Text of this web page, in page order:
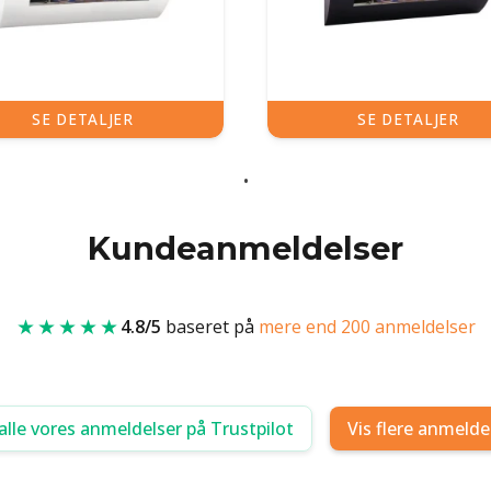
SE DETALJER SE DETALJER
Kundeanmeldelser
★★★★★4.8/5 baseret på mere end 200 anmeldelser
vores anmeldelser på Trustpilot Vis flere